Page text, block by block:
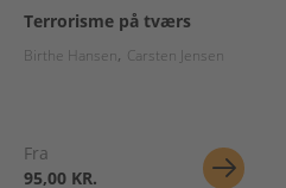
Terrorisme på tværs
Birthe Hansen Carsten Jensen
Fra
95,00 KR.